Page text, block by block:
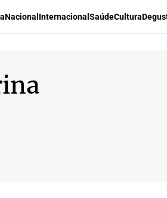
Nacional Internacional SaúdeCultura